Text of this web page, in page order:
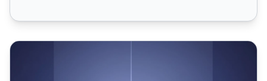
Viditelnost e-commerce v AI: Objevování produktů v AI